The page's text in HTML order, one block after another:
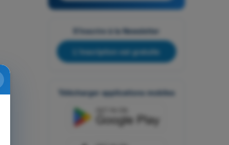
S'inscrire à la Newsletter
L'inscription est gratuite
Télécharger applications mobiles